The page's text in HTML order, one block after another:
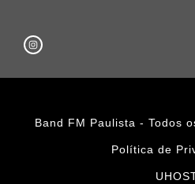
Band FM Paulista - Todos
Política de